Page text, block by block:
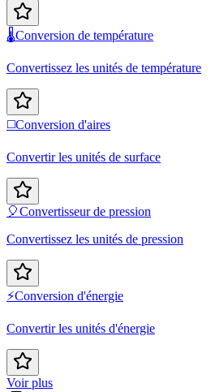
🌡️Conversion de température
Convertissez les unités de température
◻️Conversion d'aires
Convertir les unités de surface
🎈Convertisseur de pression
Convertissez les unités de pression
⚡Conversion d'énergie
Convertir les unités d'énergie
Voir plus